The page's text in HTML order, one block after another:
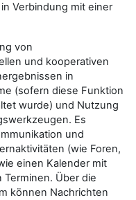
Verbindung mit einer
von
und kooperativen
in
(sofern diese Funktion
wurde) und Nutzung
Es
und
(wie Foren,
einen Kalender mit
Über die
können Nachrichten